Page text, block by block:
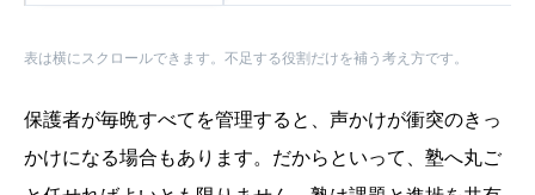
表は横にスクロールできます。不足する役割だけを補う考え方です。
保護者が毎晩すべてを管理すると、声かけが衝突のきっ
かけになる場合もあります。だからといって、塾へ丸ご